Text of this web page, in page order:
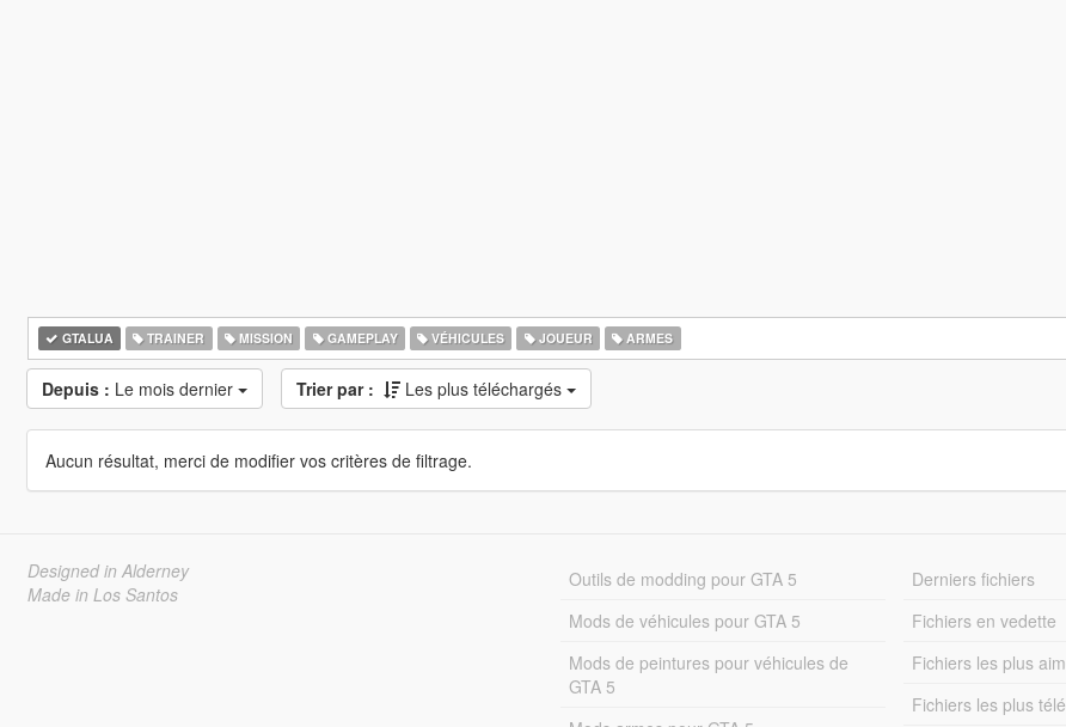
GTALUA TRAINER MISSION GAMEPLAY VÉHICULES JOUEUR ARMES
Depuis : Le mois dernier Trier par : Les plus téléchargés
Aucun résultat, merci de modifier vos critères de filtrage.
Designed in Alderney
Made in Los Santos
Outils de modding pour GTA 5
Mods de véhicules pour GTA 5
Mods de peintures pour véhicules de
GTA 5
Derniers fichiers
Fichiers en vedette
Fichiers les plus
Fichiers les plus